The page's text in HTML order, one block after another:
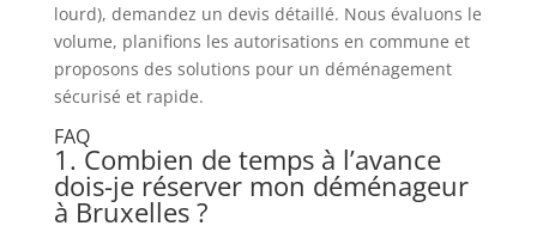
lourd), demandez un devis détaillé. Nous évaluons le
volume, planifions les autorisations en commune et
proposons des solutions pour un déménagement
sécurisé et rapide.
FAQ
1. Combien de temps à l’avance
dois-je réserver mon déménageur
à Bruxelles ?